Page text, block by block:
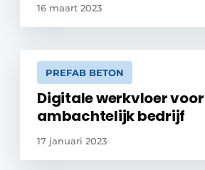
16 maart 2023
PREFAB BETON
Digitale werkvloer voor
ambachtelijk bedrijf
17 januari 2023